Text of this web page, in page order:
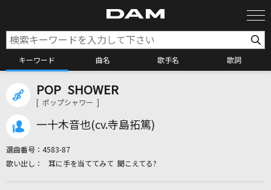
キーワード 曲名 歌手名 歌詞
カラオケ検索
カラオケ店舗検索
POP SHOWER
[ ポップシャワー ]
一十木音也(cv.寺島拓篤)
選曲番号： 4583-87
耳に手を当ててみて 聞こえてる?